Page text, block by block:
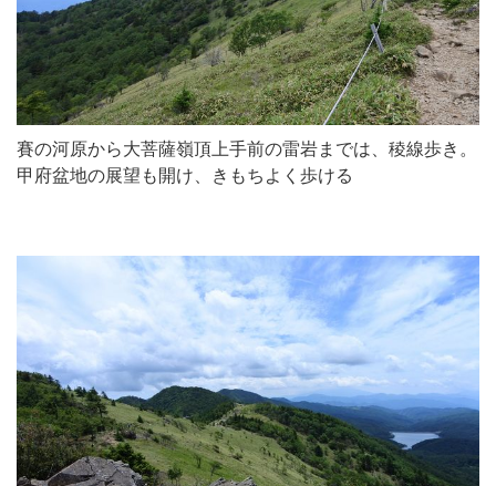
賽の河原から大菩薩嶺頂上手前の雷岩までは、稜線歩き。
甲府盆地の展望も開け、きもちよく歩ける